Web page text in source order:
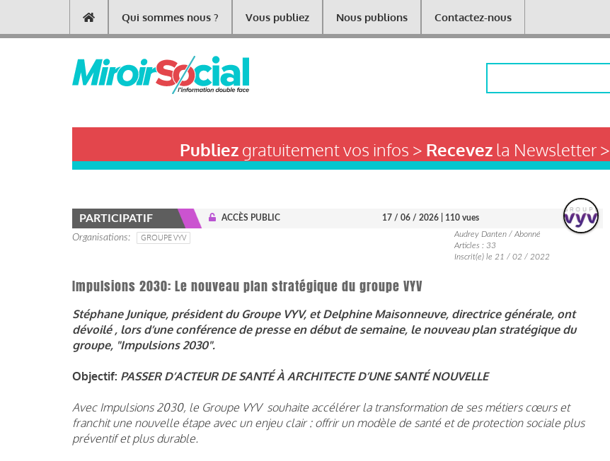
contenu
Main
navigation
Qui sommes nous ? Vous publiez Nous publions Contactez-nous
Publiezgratuitement vos infos > Recevezla Newsletter >
PARTICIPATIF ACCÈS PUBLIC 17 / 06 / 2026 | 110 vues
Organisations GROUPE VYV
Audrey Danten / Abonné
Articles : 33
Inscrit(e) le 21 / 02 / 2022
Impulsions 2030: Le nouveau plan stratégique du groupe VYV
Stéphane Junique, président du Groupe VYV, et Delphine Maisonneuve, directrice générale, ont
dévoilé , lors d’une conférence de presse en début de semaine, le nouveau plan stratégique du
groupe, "Impulsions 2030".
Objectif: PASSER D’ACTEUR DE SANTÉ À ARCHITECTE D’UNE SANTÉ NOUVELLE
Avec Impulsions 2030, le Groupe VYV souhaite accélérer la transformation de ses métiers cœurs et
franchit une nouvelle étape avec un enjeu clair : offrir un modèle de santé et de protection sociale plus
préventif et plus durable.